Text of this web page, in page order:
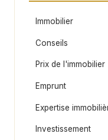
Immobilier
Conseils
Prix de l'immobilier
Emprunt
Expertise
Investissement